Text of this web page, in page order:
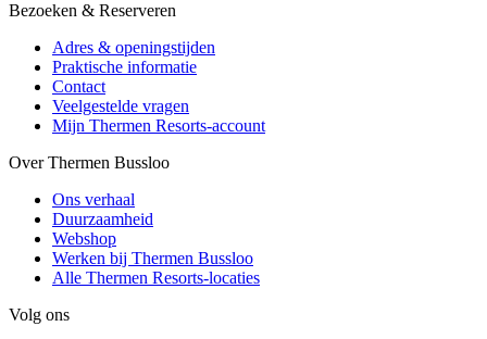
Bezoeken & Reserveren
Adres & openingstijden
Praktische informatie
Contact
Veelgestelde vragen
Mijn Thermen Resorts-account
Over Thermen Bussloo
Ons verhaal
Duurzaamheid
Webshop
Werken bij Thermen Bussloo
Alle Thermen Resorts-locaties
Volg ons